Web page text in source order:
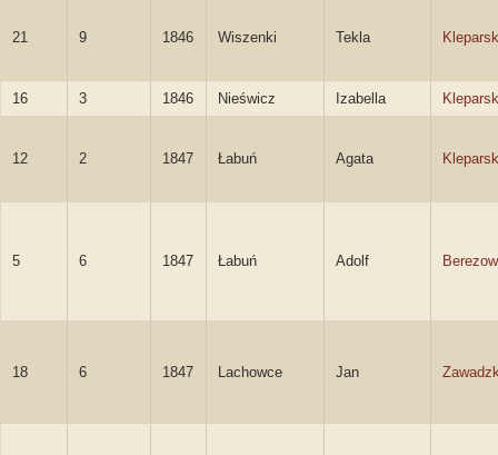
21 9 1846 Wiszenki Tekla
16 3 1846 Nieświcz Izabella
12 2 1847 Łabuń Agata
5 6 1847 Łabuń Adolf
18 6 1847 Lachowce Jan